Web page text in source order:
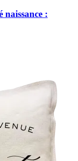
naissance :